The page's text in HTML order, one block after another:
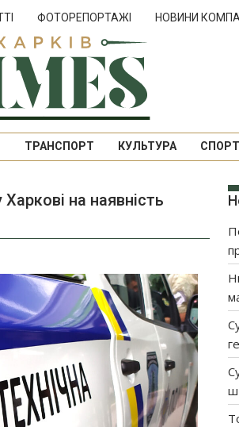
ФОТОРЕПОРТАЖІ НОВИНИ
ТРАНСПОРТ КУЛЬТУРА СПОРТ
на наявність